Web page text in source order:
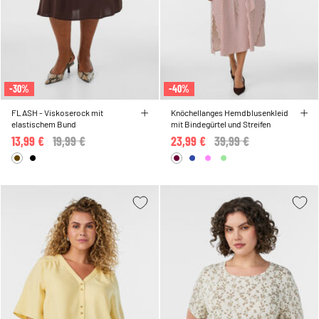
-30%
FLASH - Viskoserock mit
elastischem Bund
Price reduced from
19,99 €
13,99 €
-40%
Knöchellanges Hemdblusenkleid
mit Bindegürtel und Streifen
Price reduced from
39,99 €
23,99 €